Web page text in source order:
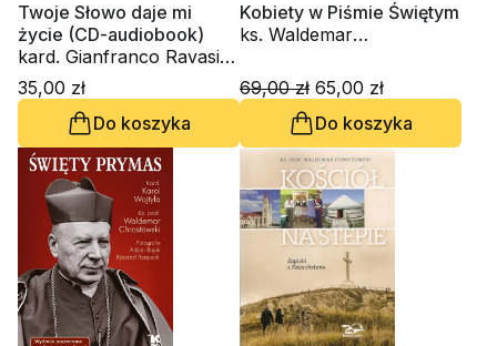
Twoje Słowo daje mi
życie (CD-audiobook)
kard. Gianfranco Ravasi,
kardynał Grzegorz Ryś,
Amedeo Cencini FdCC, ks.
Waldemar Chrostowski,
Innocenzo Gargano
OSBCam., Danuta
Piekarz, Marko Ivan
Rupnik SJ
35,00 zł
Do koszyka
Kobiety w Piśmie Świętym
ks. Waldemar
69,00 zł 65,00 zł
Do koszyka